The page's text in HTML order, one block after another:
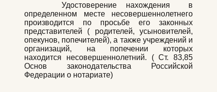
Удостоверение нахождения в
определенном месте несовершеннолетнего
производится по просьбе его законных
представителей ( родителей, усыновителей,
опекунов, попечителей), а также учреждений и
организаций, на попечении которых
находится несовершеннолетний. ( Ст. 83,85
Основ законодательства Российской
Федерации о нотариате)